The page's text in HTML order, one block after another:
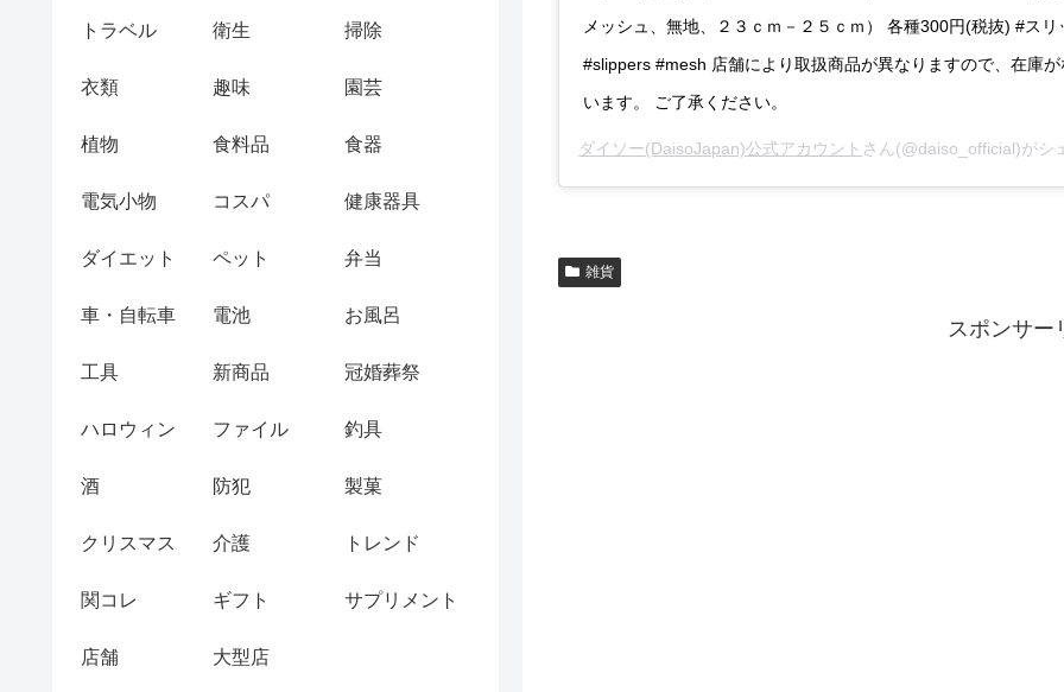
メッシュ、無地、２３ｃｍ－２５ｃｍ） 各種300円(税抜) #ス
#slippers #mesh 店舗により取扱商品が異なりますので、在庫
います。 ご了承ください。
ダイソー(DaisoJapan)公式アカウント さん(@daiso_official)がシ
雑貨
スポンサー
トラベル 衛生 掃除
衣類 趣味 園芸
植物 食料品 食器
電気小物 コスパ 健康器具
ダイエット ペット 弁当
車・自転車 電池 お風呂
工具 新商品 冠婚葬祭
ハロウィン ファイル 釣具
酒 防犯 製菓
クリスマス 介護 トレンド
関コレ ギフト サプリメント
店舗 大型店